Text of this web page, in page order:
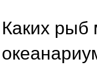
Каких рыб